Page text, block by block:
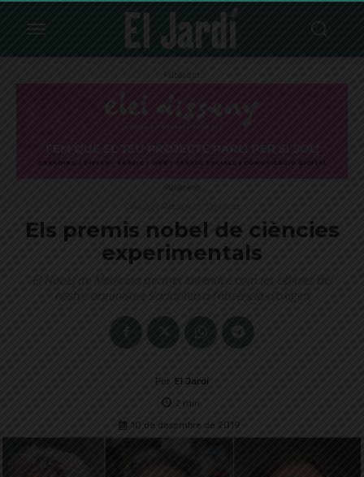
Publicitat
Publicitat
Els premis nobel de ciències
experimentals
El Nobel de Medicina permet entendre com les cèl·lules del
nostre organisme s'adapten a l'absència d'oxigen
Per El Jardí
2 min.
10 de desembre de 2019